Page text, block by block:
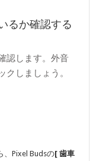
るか確認する
認します。外音
しましょう。
、Pixel Budsの[ 歯車